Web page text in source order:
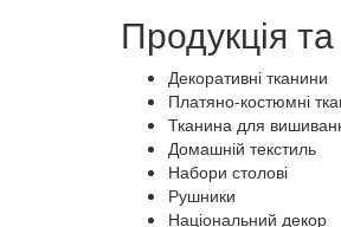
Продукція
Декоративні тканини
Платяно-костюмні
Тканина для
Домашній текстиль
Набори столові
Рушники
Національний декор